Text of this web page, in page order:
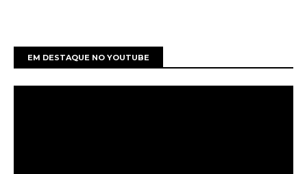
EM DESTAQUE NO YOUTUBE